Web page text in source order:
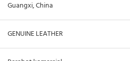
Guangxi, China
GENUINE LEATHER